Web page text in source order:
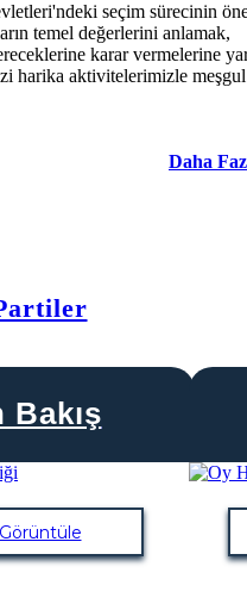
seçim sürecinin
temel değerlerini anlamak,
karar vermelerine
harika aktivitelerimizle meşgul
Daha
Bakış